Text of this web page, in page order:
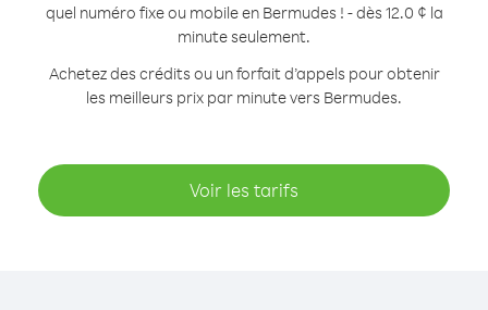
quel numéro fixe ou mobile en Bermudes ! - dès 12.0 ¢ la
minute seulement.
Achetez des crédits ou un forfait d’appels pour obtenir
les meilleurs prix par minute vers Bermudes.
Voir les tarifs